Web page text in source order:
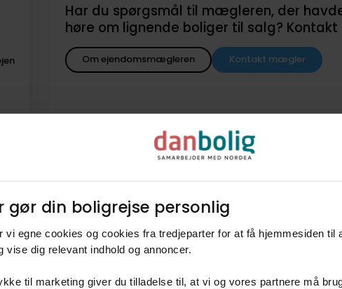
gør din boligrejse personlig​
vi egne cookies og cookies fra tredjeparter for at få hjemmesiden til
vise dig relevant indhold og annoncer.​
til marketing giver du tilladelse til, at vi og vores partnere må
Har du spørgsmål til mægleren, der
høre om lignende boliger til salg?
Om ejendomsmægleren Kontakt mægler
når lignende boliger
en søgeagent i danboligs køberkartotek og få besked når nye